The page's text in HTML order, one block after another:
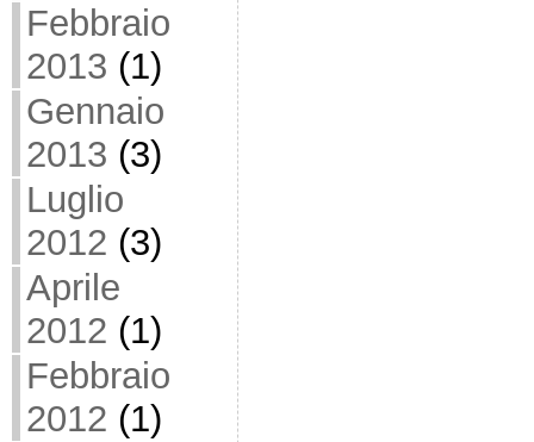
Febbraio
2013 (1)
Gennaio
2013 (3)
Luglio
2012 (3)
Aprile
2012 (1)
Febbraio
2012 (1)